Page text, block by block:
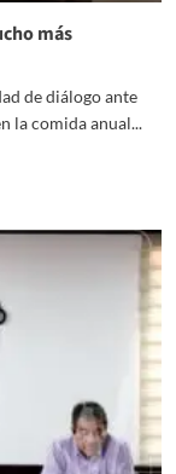
más
de diálogo ante
la comida anual...